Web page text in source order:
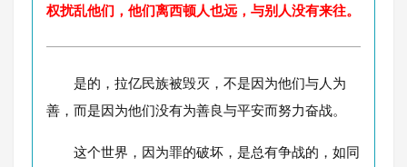
权扰乱他们，他们离西顿人也远，与别人没有来往。
是的，拉亿民族被毁灭，不是因为他们与人为
善，而是因为他们没有为善良与平安而努力奋战。
这个世界，因为罪的破坏，是总有争战的，如同